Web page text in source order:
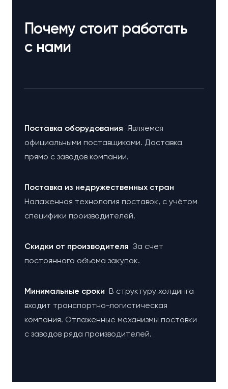
Почему стоит работать
с нами
Поставка оборудования Являемся
официальными поставщиками. Доставка
прямо с заводов компании.
Поставка из недружественных стран
Налаженная технология поставок, с учётом
специфики производителей.
Cкидки от производителя За счет
постоянного объема закупок.
Минимальные сроки В структуру холдинга
входит транспортно-логистическая
компания. Отлаженные механизмы поставки
с заводов ряда производителей.